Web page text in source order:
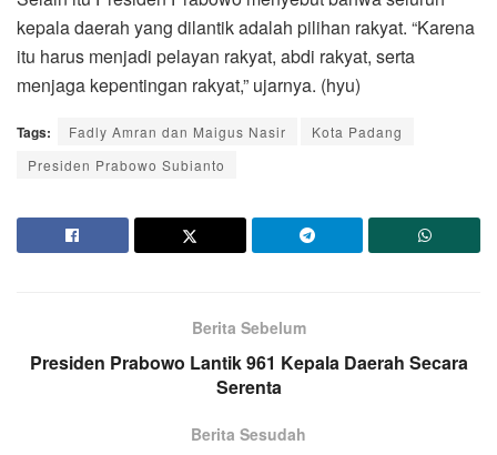
kepala daerah yang dilantik adalah pilihan rakyat. “Karena
itu harus menjadi pelayan rakyat, abdi rakyat, serta
menjaga kepentingan rakyat,” ujarnya. (hyu)
Tags: Fadly Amran dan Maigus Nasir
Kota Padang
Presiden Prabowo Subianto
Berita Sebelum
Presiden Prabowo Lantik 961 Kepala Daerah Secara
Serenta
Berita Sesudah